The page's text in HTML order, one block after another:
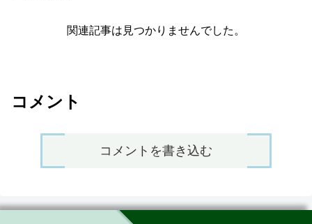
関連記事は見つかりませんでした。
コメント
コメントを書き込む